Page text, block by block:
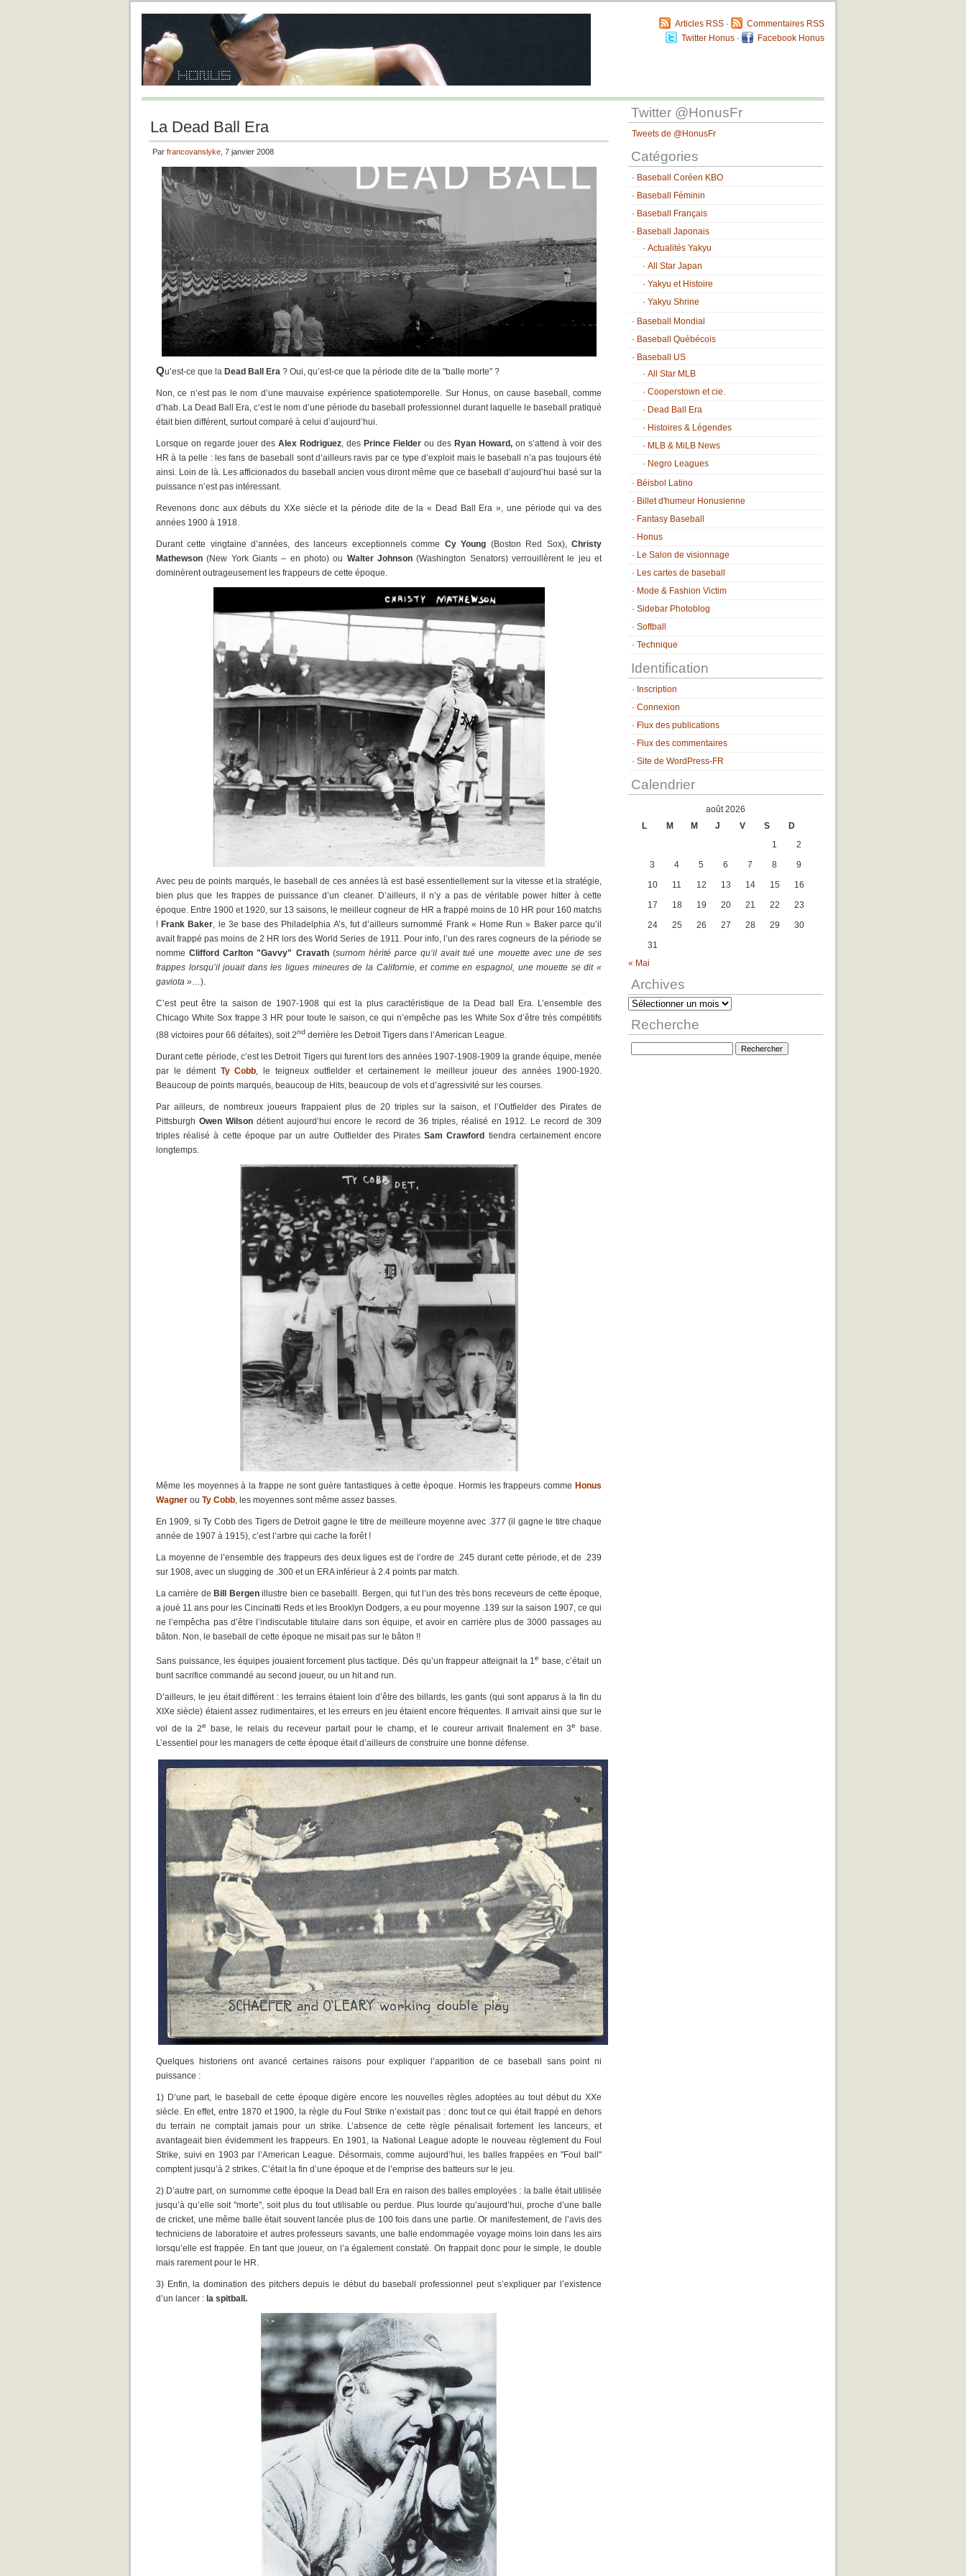
Articles RSS ·
Commentaires RSS
Twitter Honus · Facebook Honus
La Dead Ball Era
Par francovanslyke , 7 janvier 2008
Qu’est-ce que la Dead Ball Era ? Oui, qu’est-ce que la période dite de la "balle morte" ?
Non, ce n’est pas le nom d’une mauvaise expérience spatiotemporelle. Sur Honus, on cause baseball, comme
d’hab. La Dead Ball Era, c’est le nom d’une période du baseball professionnel durant laquelle le baseball pratiqué
était bien différent, surtout comparé à celui d’aujourd’hui.
Lorsque on regarde jouer des Alex Rodriguez, des Prince Fielder ou des Ryan Howard, on s’attend à voir des
HR à la pelle : les fans de baseball sont d’ailleurs ravis par ce type d’exploit mais le baseball n’a pas toujours été
ainsi. Loin de là. Les afficionados du baseball ancien vous diront même que ce baseball d’aujourd’hui basé sur la
puissance n’est pas intéressant.
Revenons donc aux débuts du XXe siècle et la période dite de la « Dead Ball Era », une période qui va des
années 1900 à 1918.
Durant cette vingtaine d’années, des lanceurs exceptionnels comme Cy Young (Boston Red Sox),Christy
Mathewson (New York Giants – en photo) ou Walter Johnson (Washington Senators) verrouillèrent le jeu et
dominèrent outrageusement les frappeurs de cette époque.
Avec peu de points marqués, le baseball de ces années là est basé essentiellement sur la vitesse et la stratégie,
bien plus que les frappes de puissance d’un cleaner. D’ailleurs, il n’y a pas de véritable power hitter à cette
époque. Entre 1900 et 1920, sur 13 saisons, le meilleur cogneur de HR a frappé moins de 10 HR pour 160 matchs
! Frank Baker, le 3e base des Philadelphia A’s, fut d’ailleurs surnommé Frank « Home Run » Baker parce qu’il
avait frappé pas moins de 2 HR lors des World Series de 1911. Pour info, l’un des rares cogneurs de la période se
nommeClifford Carlton "Gavvy" Cravath(surnom hérité parce qu’il avait tué une mouette avec une de ses
frappes lorsqu’il jouait dans les ligues mineures de la Californie, et comme en espagnol, une mouette se dit «
gaviota »…).
C’est peut être la saison de 1907-1908 qui est la plus caractéristique de la Dead
ball Era. L’ensemble des
Chicago White Sox frappe 3 HR pour toute le saison, ce qui n’empêche pas les White Sox d’être très compétitifs
(88 victoires pour 66 défaites), soit 2nd derrière les Detroit Tigers dans l’American League.
Durant cette période, c’est les Detroit Tigers qui furent lors des années 1907-1908-1909 la grande équipe, menée
par le dément Ty Cobb, le teigneux outfielder et certainement le meilleur joueur des années 1900-1920.
Beaucoup de points marqués, beaucoup de Hits, beaucoup de vols et d’agressivité sur les courses.
Par ailleurs, de nombreux joueurs frappaient plus de 20 triples sur la saison, et l’Outfielder des Pirates de
Pittsburgh Owen Wilsondétient aujourd’hui encore le record de 36 triples, réalisé en 1912. Le record de 309
triples réalisé à cette époque par un autre Outfielder des PiratesSam Crawford tiendra certainement encore
longtemps.
Même les moyennes à la frappe ne sont guère fantastiques à cette époque. Hormis les frappeurs comme Honus
Wagner ou Ty Cobb, les moyennes sont même assez basses.
En 1909, si Ty Cobb des Tigers de Detroit gagne le titre de meilleure moyenne avec .377 (il gagne le titre chaque
année de 1907 à 1915), c’est l’arbre qui cache la forêt !
La moyenne de l’ensemble des frappeurs des deux ligues est de l’ordre de .245 durant cette période, et de .239
sur 1908, avec un slugging de .300 et un ERA inférieur à 2.4 points par match.
La carrière de Bill Bergenillustre bien ce baseballl. Bergen, qui fut l’un des très bons receveurs de cette époque,
a joué 11 ans pour les Cincinatti Reds et les Brooklyn Dodgers, a eu pour moyenne .139 sur la saison 1907, ce qui
ne l’empêcha pas d’être l’indiscutable titulaire dans son équipe, et avoir en carrière plus de 3000 passages au
bâton. Non, le baseball de cette époque ne misait pas sur le bâton !!
Sans puissance, les équipes jouaient forcement plus tactique. Dés qu’un frappeur atteignait la 1e base, c’était un
bunt sacrifice commandé au second joueur, ou un hit and run.
D’ailleurs, le jeu était différent : les terrains étaient loin d’être des billards, les gants (qui sont apparus à la fin du
XIXe siècle) étaient assez rudimentaires, et les erreurs en jeu étaient encore fréquentes. Il arrivait ainsi que sur le
vol de la 2e base, le relais du receveur partait pour le champ, et le coureur arrivait finalement en 3e
base.
L’essentiel pour les managers de cette époque était d’ailleurs de construire une bonne défense.
Quelques historiens ont avancé certaines raisons pour expliquer l’apparition de ce baseball sans point ni
puissance :
1) D’une part, le baseball de cette époque digère encore les nouvelles règles adoptées au tout début du XXe
siècle. En effet, entre 1870 et 1900, la règle du Foul Strike n’existait pas : donc tout ce qui était frappé en dehors
du terrain ne comptait jamais pour un strike. L’absence de cette règle pénalisait fortement les lanceurs, et
avantageait bien évidemment les frappeurs. En 1901, la National League adopte le nouveau règlement du Foul
Strike, suivi en 1903 par l’American League. Désormais, comme aujourd’hui, les balles frappées en "Foul ball"
comptent jusqu’à 2 strikes. C’était la fin d’une époque et de l’emprise des batteurs sur le jeu.
2) D’autre part, on surnomme cette époque la Dead ball Era en raison des balles employées : la balle était utilisée
jusqu’à qu’elle soit "morte", soit plus du tout utilisable ou perdue. Plus lourde qu’aujourd’hui, proche d’une balle
de cricket, une même balle était souvent lancée plus de 100 fois dans une partie. Or manifestement, de l’avis des
techniciens de laboratoire et autres professeurs savants, une balle endommagée voyage moins loin dans les airs
lorsqu’elle est frappée. En tant que joueur, on l’a également constaté. On frappait donc pour le simple, le double
mais rarement pour le HR.
3) Enfin, la domination des pitchers depuis le début du baseball professionnel peut s’expliquer par l’existence
d’un lancer : la spitball.
Twitter @HonusFr
Tweets de @HonusFr
Catégories
Baseball Coréen KBO
Baseball Féminin
Baseball Français
Baseball Japonais
Actualités Yakyu
All Star Japan
Yakyu et Histoire
Yakyu Shrine
Baseball Mondial
Baseball Québécois
Baseball US
All Star MLB
Cooperstown et cie.
Dead Ball Era
Histoires & Légendes
MLB & MiLB News
Negro Leagues
Béisbol Latino
Billet d'humeur Honusienne
Fantasy Baseball
Honus
Le Salon de visionnage
Les cartes de baseball
Mode & Fashion Victim
Sidebar Photoblog
Softball
Technique
Identification
Inscription
Connexion
Flux des publications
Flux des commentaires
Site de WordPress-FR
Calendrier
août 2026
L
M M J V S
D
1
2
3
4 5 6 7 8
9
10
11 12 13 14 15
16
17
18 19 20 21 22
23
24
25 26 27 28 29
30
31
« Mai
Archives
Archives
Recherche